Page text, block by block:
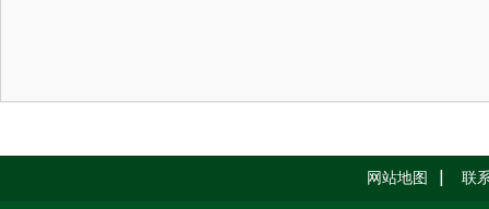
网站地图 联